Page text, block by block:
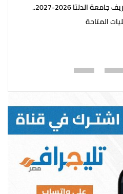
مصاريف جامعة الدلتا 2026-2027..
المتاحة